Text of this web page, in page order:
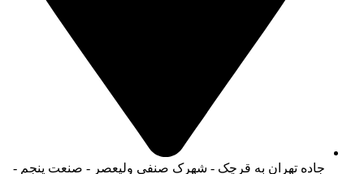
جاده تهران به قرچک - شهرک صنفی ولیعصر - صنعت پنجم -